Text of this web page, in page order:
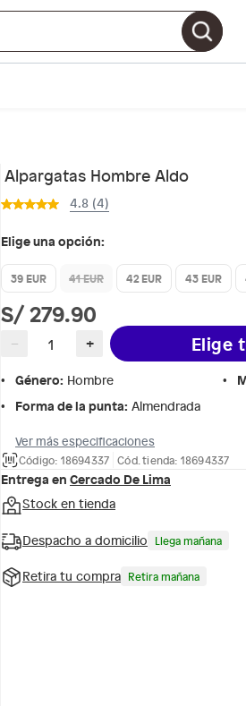
Alpargatas Hombre Aldo
4.8 (4)
Elige una opción:
39 EUR 41 EUR 42 EUR 43 EUR
S/ 279.90
− + Elige
Género: Hombre
Forma de la punta: Almendrada
Ver más especificaciones
Código: 18694337 Cód. tienda: 18694337
Entrega en Cercado De Lima
Stock en tienda
Despacho a domicilio Llega mañana
Retira tu compra Retira mañana